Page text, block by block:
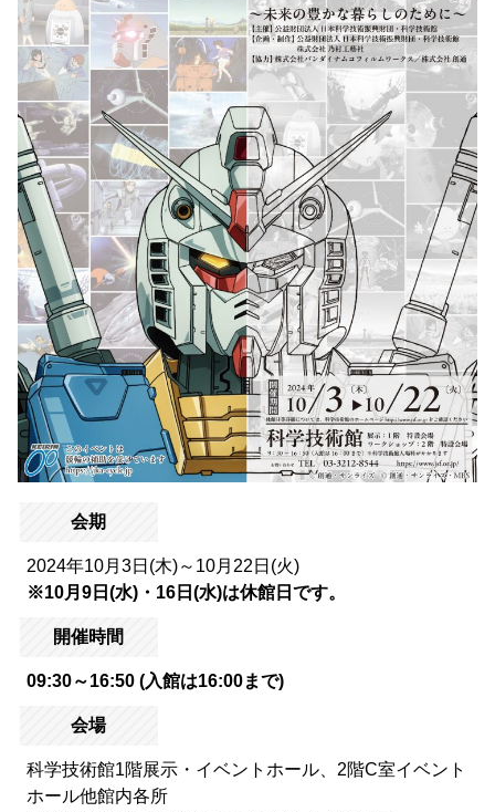
会期
2024年10月3日(木)～10月22日(火)
※10月9日(水)・16日(水)は休館日です。
開催時間
09:30～16:50 (入館は16:00まで)
会場
科学技術館1階展示・イベントホール、2階C室イベント
ホール他館内各所